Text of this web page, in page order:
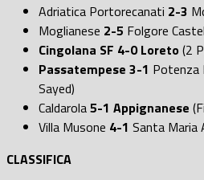
Adriatica Portorecanati 2-3
Moglianese 2-5 Folgore
Cingolana SF 4-0Loreto(2
Passatempese 3-1 Potenza
Sayed)
Caldarola5-1 Appignanese
Villa Musone 4-1 Santa Maria
CLASSIFICA